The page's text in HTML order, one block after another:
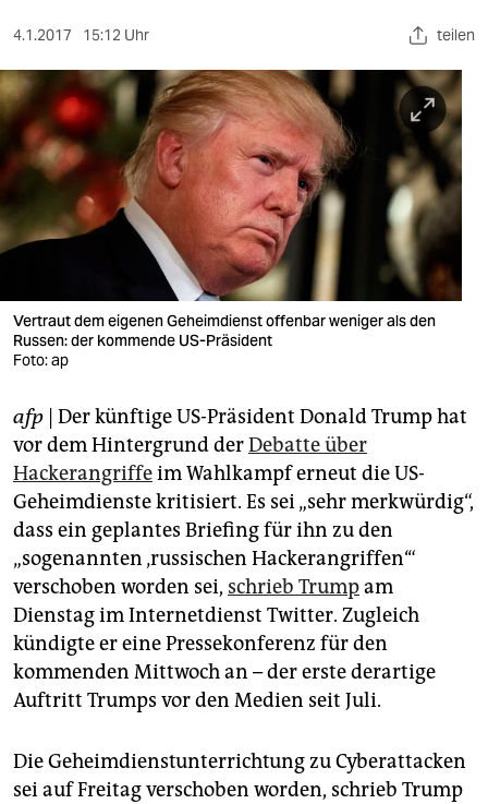
sport
berlin
nord
wahrheit
verlag
verlag
veranstaltungen
fragen & hilfe
unterstützen
abo
genossenschaft
epaper login
4.1.2017 15:12 Uhr teilen
Vertraut dem eigenen Geheimdienst offenbar weniger als den
Russen: der kommende US-Präsident
Foto: ap
afp | Der künftige US-Präsident Donald Trump hat
vor dem Hintergrund derDebatte über
Hackerangriffeim Wahlkampf erneut die US-
Geheimdienste kritisiert. Es sei „sehr merkwürdig“,
dass ein geplantes Briefing für ihn zu den
„sogenannten ‚russischen Hackerangriffen‘“
verschoben worden sei, schrieb Trumpam
Dienstag im Internetdienst Twitter. Zugleich
kündigte er eine Pressekonferenz für den
kommenden Mittwoch an – der erste derartige
Auftritt Trumps vor den Medien seit Juli.
Die Geheimdienstunterrichtung zu Cyberattacken
sei auf Freitag verschoben worden, schrieb Trump